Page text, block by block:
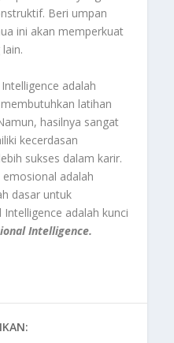
Beri umpan
ini akan memperkuat
adalah
latihan
hasilnya sangat
kecerdasan
sukses dalam karir.
adalah
dasar untuk
adalah kunci
Intelligence.